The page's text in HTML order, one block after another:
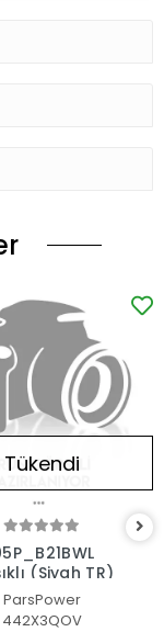
Tükendi
(Siyah TR)
ParsPower
442X3QOV